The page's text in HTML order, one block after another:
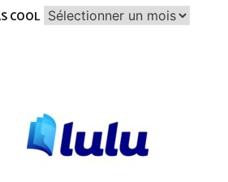
COOL Leeloo
before